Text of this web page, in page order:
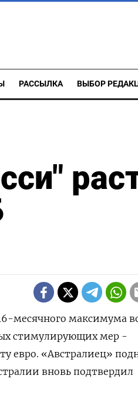
РАССЫЛКА ВЫБОР
месячного максимума
стимулирующих мер -
евро. «Австралиец»
вновь подтвердил